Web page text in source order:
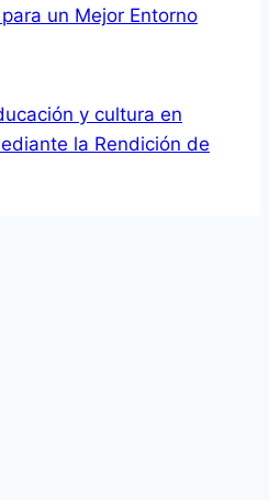
un Mejor Entorno
y cultura en
la Rendición de